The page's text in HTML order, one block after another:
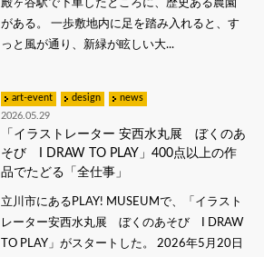
殿ヶ谷駅で下車したところに、歴史ある農園
がある。 一歩敷地内に足を踏み入れると、す
っと風が通り、新緑が眩しい大...
art-event design
news
2026.05.29
「イラストレーター 安西水丸展 ぼくのあ
そび I DRAW TO PLAY」400点以上の作
品でたどる「全仕事」
立川市にあるPLAY! MUSEUMで、「イラスト
レーター安西水丸展 ぼくのあそび I DRAW
TO PLAY」がスタートした。 2026年5月20日